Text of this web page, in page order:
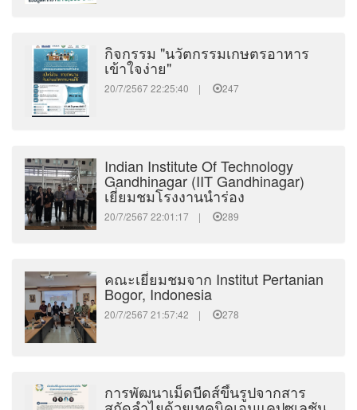
กิจกรรม "นวัตกรรมเกษตรอาหาร
เข้าใจง่าย"
20/7/2567 22:25:40 | 247
Indian Institute Of Technology
Gandhinagar (IIT Gandhinagar)
เยี่ยมชมโรงงานนำร่อง
20/7/2567 22:01:17 | 289
คณะเยี่ยมชมจาก Institut Pertanian
Bogor, Indonesia
20/7/2567 21:57:42 | 278
การพัฒนาเม็ดบีดส์ขึ้นรูปจากสาร